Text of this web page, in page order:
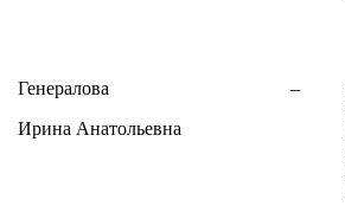
Генералова
Ирина Анатольевна
–